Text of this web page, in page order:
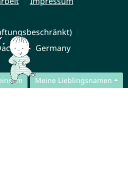
Meine Lieblingsnamen
Germany